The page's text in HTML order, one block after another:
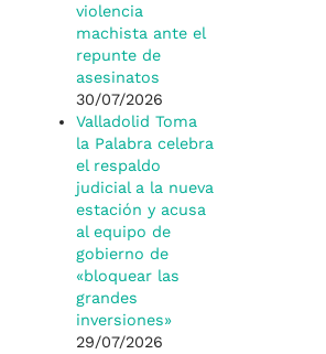
violencia
machista ante el
repunte de
asesinatos
30/07/2026
Valladolid Toma
la Palabra celebra
el respaldo
judicial a la nueva
estación y acusa
al equipo de
gobierno de
«bloquear las
grandes
inversiones»
29/07/2026